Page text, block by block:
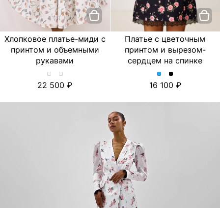
Хлопковое платье-миди с
принтом и объемными
рукавами
Хлопковое
платье-
с
Хлопковое
платье-
с
22 500
Платье с цветочным
принтом и вырезом-
сердцем на спинке
Платье
с
принтом
Платье
с
принтом
16 100